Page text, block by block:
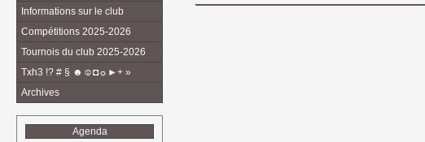
Informations sur le club
Compétitions 2025-2026
Tournois du club 2025-2026
Txh3 !? # § ☻☺◘☼►+ »
Archives
Agenda